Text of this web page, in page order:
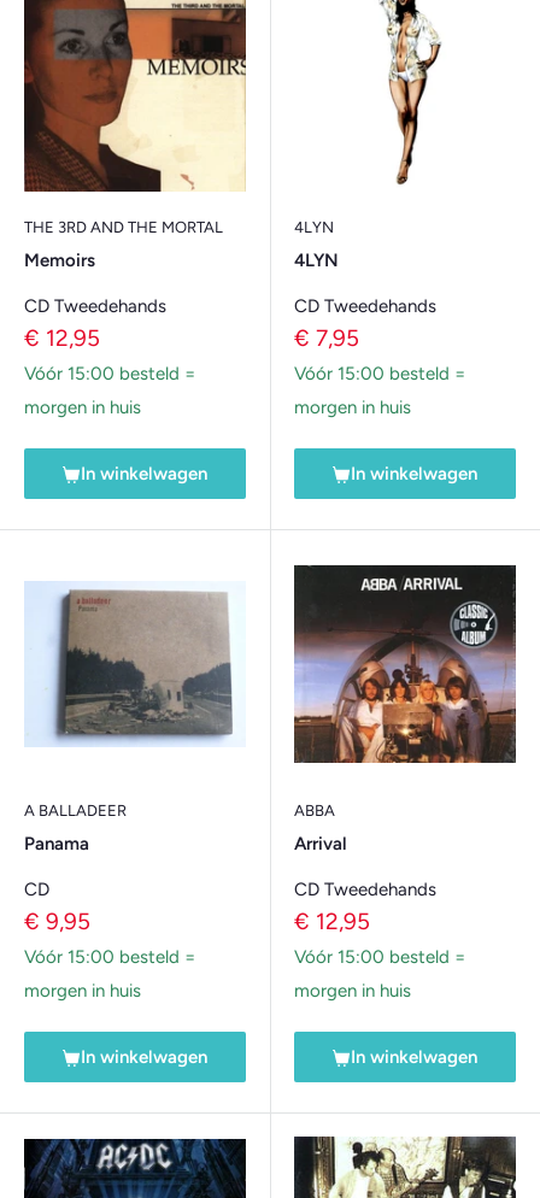
THE 3RD AND THE MORTAL
Memoirs
CD Tweedehands
Verkoopprijs
€ 12,95
Vóór 15:00 besteld =
morgen in huis
In winkelwagen
4LYN
4LYN
CD Tweedehands
Verkoopprijs
€ 7,95
Vóór 15:00 besteld =
morgen in huis
In winkelwagen
A BALLADEER
Panama
CD
Verkoopprijs
€ 9,95
Vóór 15:00 besteld =
morgen in huis
In winkelwagen
ABBA
Arrival
CD Tweedehands
Verkoopprijs
€ 12,95
Vóór 15:00 besteld =
morgen in huis
In winkelwagen